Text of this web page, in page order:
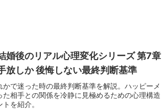
婚後のリアル心理変化シリーズ 第7章
放しか 後悔しない最終判断基準
かで迷った時の最終判断基準を解説。ハッピーメ
た相手との関係を冷静に見極めるための心理構造
を紹介。